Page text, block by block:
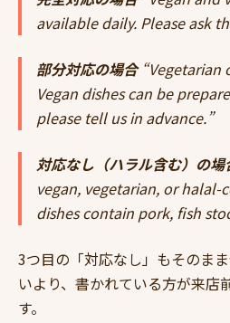
available daily. Please ask
部分対応の場合“Vegetarian
Vegan dishes can be
please tell us in advance.”
対応なし（ハラル含む）の場
vegan, vegetarian, or halal-
dishes contain pork, fish
3つ目の「対応なし」もそのま
いより、書かれている方が来店
す。